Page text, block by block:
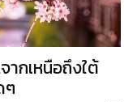
กเหนือถึงใต้
ๆ